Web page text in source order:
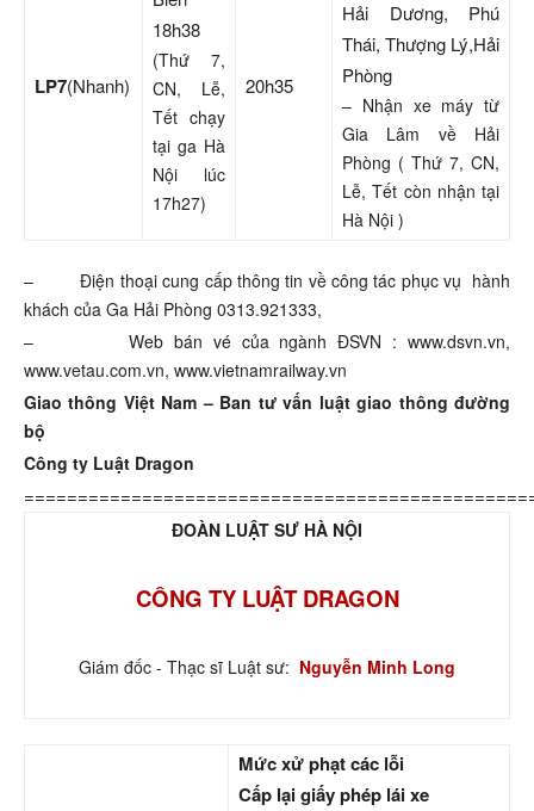
LP7(Nhanh)
18h38
(Thứ 7,
CN, Lễ,
Tết chạy
tại ga Hà
Nội lúc
17h27)
20h35
Hải Dương, Phú
Thái, Thượng Lý,Hải
Phòng
– Nhận xe máy từ
Gia Lâm về Hải
Phòng ( Thứ 7, CN,
Lễ, Tết còn nhận tại
Hà Nội )
– Điện thoại cung cấp thông tin về công tác phục vụ hành
khách của Ga Hải Phòng 0313.921333,
– Web bán vé của ngành ĐSVN : www.dsvn.vn,
www.vetau.com.vn, www.vietnamrailway.vn
Giao thông Việt Nam – Ban tư vấn luật giao thông đường
bộ
Công ty Luật Dragon
ĐOÀN LUẬT SƯ HÀ NỘI
CÔNG TY LUẬT DRAGON
Giám đốc - Thạc sĩ Luật sư: Nguyễn Minh Long
Mức xử phạt các lỗi
Cấp lại giấy phép lái xe